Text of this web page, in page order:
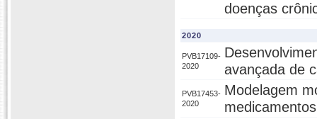
doenças
2020
PVB17109-
2020
avançada de
PVB17453-
2020
Modelagem